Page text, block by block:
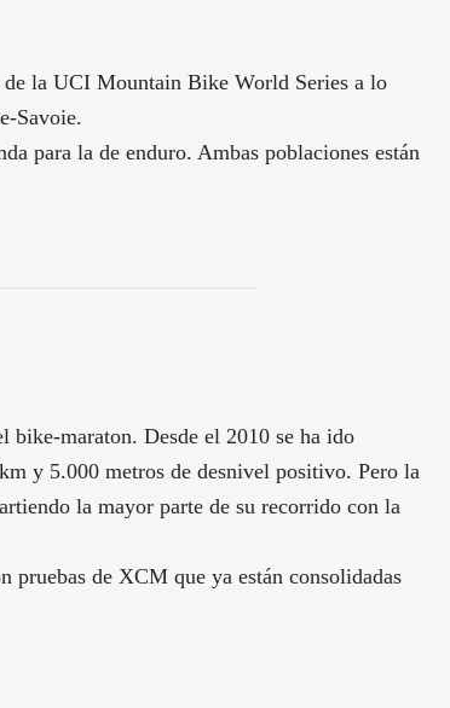
de la UCI Mountain Bike World Series a lo
Savoie.
para la de enduro. Ambas poblaciones están
bike-maraton. Desde el 2010 se ha ido
y 5.000 metros de desnivel positivo. Pero la
la mayor parte de su recorrido con la
de XCM que ya están consolidadas